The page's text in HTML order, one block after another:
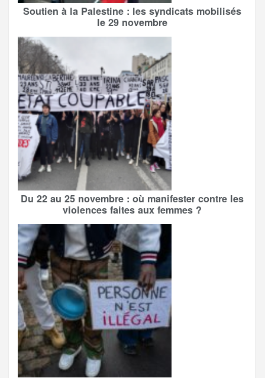
Soutien à la Palestine : les syndicats mobilisés
le 29 novembre
Du 22 au 25 novembre : où manifester contre les
violences faites aux femmes ?